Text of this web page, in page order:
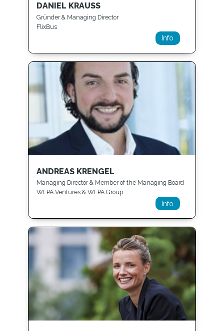
DANIEL KRAUSS
Gründer & Managing Director
FlixBus
Info
ANDREAS KRENGEL
Managing Director & Member of the Managing Board
WEPA Ventures & WEPA Group
Info